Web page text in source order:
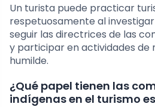
Un turista puede practicar
respetuosamente al
seguir las directrices de las
y participar en actividades de
humilde.
¿Qué papel tienen las
indígenas en el turismo